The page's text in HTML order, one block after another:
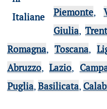
Piemonte,
Giulia,
Romagna, Toscana,
Abruzzo,Lazio,
Puglia, Basilicata,